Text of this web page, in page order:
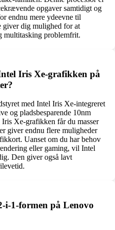
opgaver samtidigt og
endnu mere ydeevne til
giver dig mulighed for at
multitasking problemfrit.
Iris Xe-grafikken på
med Intel Iris Xe-integreret
og pladsbesparende 10nm
Xe-grafikken får du masser
giver endnu flere muligheder
Uanset om du har behov
eller gaming, vil Intel
Den giver også lavt
i-1-formen på Lenovo